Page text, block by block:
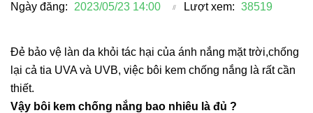
Ngày đăng: 2023/05/23 14:00 Lượt xem: 38519
Đẻ bảo vệ làn da khỏi tác hại của ánh nắng mặt trời,chống
lại cả tia UVA và UVB, việc bôi kem chống nắng là rất cần
thiết.
Vậy bôi kem chống nắng bao nhiêu là đủ ?